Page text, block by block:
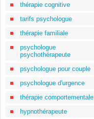
thérapie cognitive
tarifs psychologue
thérapie familiale
psychologue
psychothérapeute
psychologue pour couple
psychologue d'urgence
thérapie comportementale
hypnothérapeute